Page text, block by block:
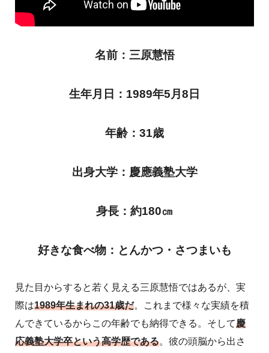
名前：三原慧悟
生年月日：1989年5月8日
年齢：31歳
出身大学：慶應義塾大学
身長：約180㎝
好きな食べ物：とんかつ・さつまいも
見た目からすると若く見える三原慧悟ではあるが、実
際は1989年生まれの31歳だ。これまで様々な実績を積
んできているからこの年齢でも納得できる。そして慶
応義塾大学卒という高学歴である。彼の頭脳から出さ